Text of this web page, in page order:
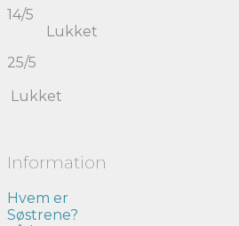
14/5
Lukket
25/5
Lukket
Information
Hvem er
Søstrene?